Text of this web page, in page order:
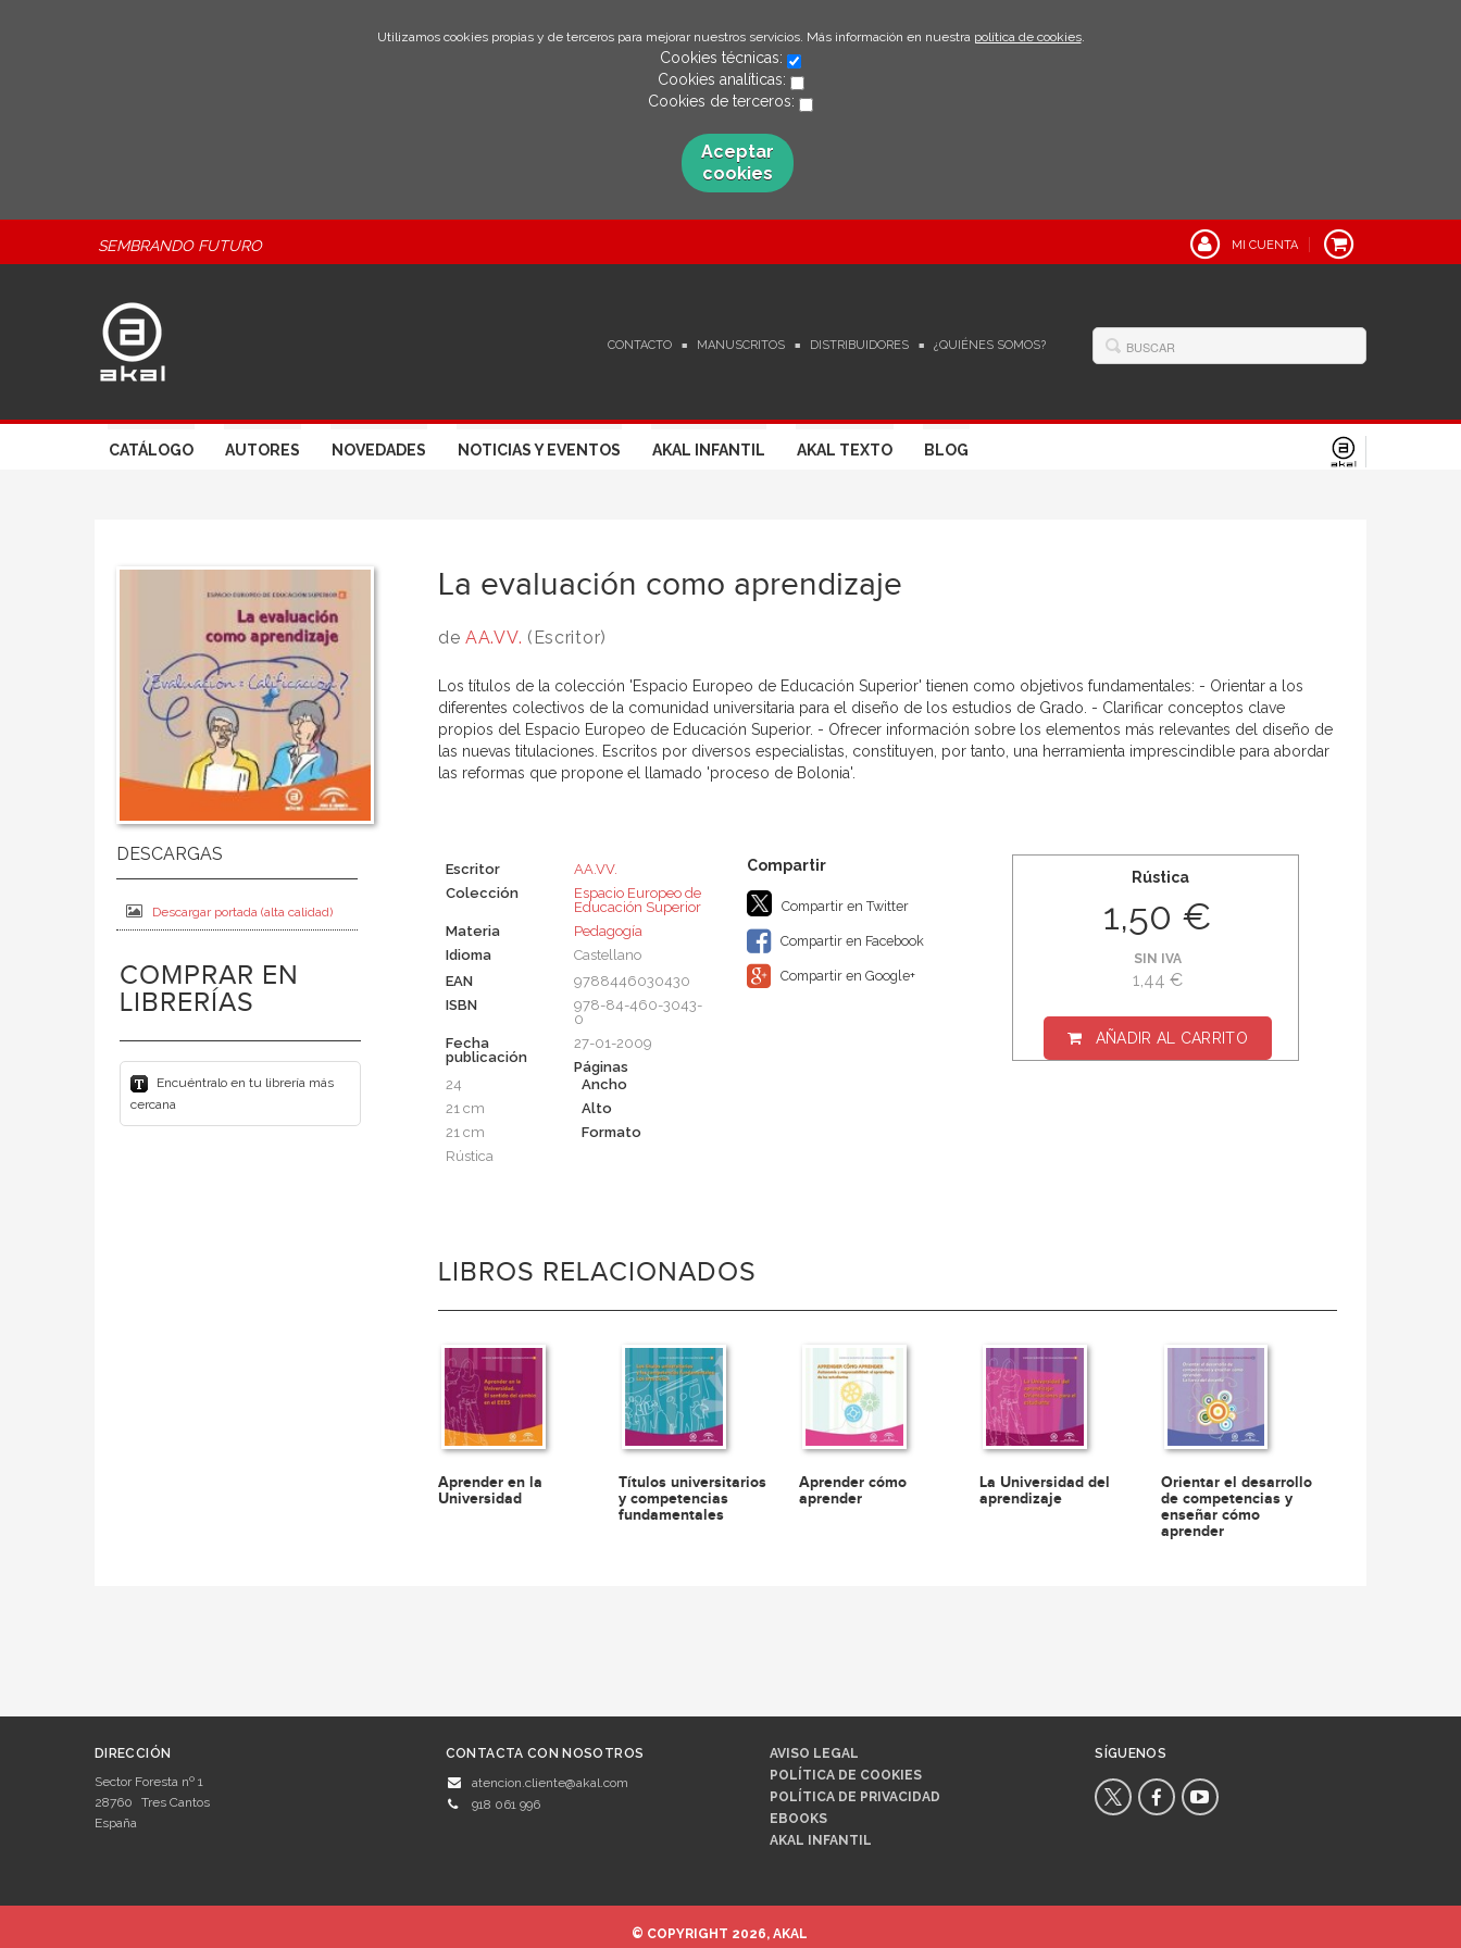
Utilizamos cookies propias y de terceros para mejorar nuestros servicios. Más información en nuestra política de cookies.
Cookies técnicas:
Cookies analíticas:
Cookies de terceros:
Aceptar
cookies
SEMBRANDO FUTURO MI CUENTA
CONTACTO MANUSCRITOS DISTRIBUIDORES ¿QUIÉNES SOMOS?
CATÁLOGO AUTORES NOVEDADES NOTICIAS Y EVENTOS AKAL INFANTIL AKAL TEXTO BLOG
Descargar portada (alta calidad)
COMPRAR EN
LIBRERÍAS
Encuéntralo en tu librería más
cercana
La evaluación como aprendizaje
deAA.VV. (Escritor)
Los títulos de la colección 'Espacio Europeo de Educación Superior' tienen como objetivos fundamentales: - Orientar a los
diferentes colectivos de la comunidad universitaria para el diseño de los estudios de Grado. - Clarificar conceptos clave
propios del Espacio Europeo de Educación Superior. - Ofrecer información sobre los elementos más relevantes del diseño de
las nuevas titulaciones. Escritos por diversos especialistas, constituyen, por tanto, una herramienta imprescindible para abordar
las reformas que propone el llamado 'proceso de Bolonia'.
Escritor
AA.VV.
Colección
Espacio Europeo de
Educación Superior
Materia
Pedagogía
Idioma
Castellano
EAN
9788446030430
ISBN
978-84-460-3043-
0
Fecha
publicación
27-01-2009
Páginas
24
Ancho
21 cm
Alto
21 cm
Formato
Rústica
Compartir en Twitter
Compartir en Facebook
Compartir en Google+
Rústica
1,50 €
SIN IVA
1,44 €
AÑADIR AL CARRITO
LIBROS RELACIONADOS
Aprender en la
Universidad
Títulos universitarios
y competencias
fundamentales
Aprender cómo
aprender
La Universidad del
aprendizaje
Orientar el desarrollo
de competencias y
enseñar cómo
aprender
DIRECCIÓN
Sector Foresta nº 1
28760
Tres Cantos
España
CONTACTA CON NOSOTROS
atencion.cliente@akal.com
918 061 996
AVISO LEGAL
POLÍTICA DE COOKIES
POLÍTICA DE PRIVACIDAD
EBOOKS
AKAL INFANTIL
SÍGUENOS
© COPYRIGHT 2026, AKAL